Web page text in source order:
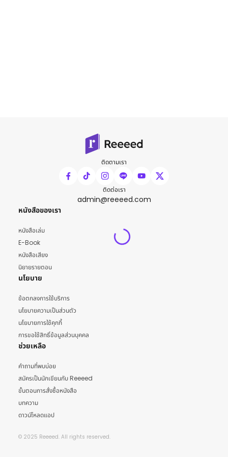
ติดตามเรา
ติดต่อเรา
admin@reeeed.com
หนังสือของเรา
หนังสือเล่ม
E-Book
หนังสือเสียง
นิยายรายตอน
นโยบาย
ข้อตกลงการใช้บริการ
นโยบายความเป็นส่วนตัว
นโยบายการใช้คุกกี้
การขอใช้สิทธิ์ข้อมูลส่วนบุคคล
ช่วยเหลือ
คำถามที่พบบ่อย
สมัครเป็นนักเขียนกับ Reeeed
ขั้นตอนการสั่งซื้อหนังสือ
บทความ
ดาวน์โหลดแอป
© 2025 Reeeed. All rights reserved.